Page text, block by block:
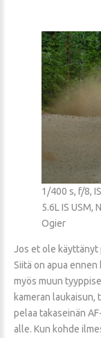
1/400 s, f/8,
5.6L IS USM,
Ogier
Jos et ole käyttänyt
Siitä on apua
myös muun
kameran laukaisun,
pelaa takaseinän
alle. Kun kohde